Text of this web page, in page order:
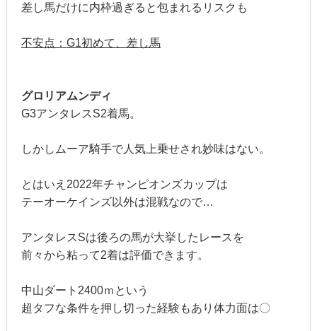
差し馬だけに内枠過ぎると包まれるリスクも
不安点：G1初めて、差し馬
グロリアムンディ
G3アンタレスS2着馬。
しかしムーア騎手で人気上乗せされ妙味はない。
とはいえ2022年チャンピオンズカップは
テーオーケインズ以外は混戦なので…
アンタレスSは後ろの馬が大挙したレースを
前々から粘って2着は評価できます。
中山ダート2400ｍという
超タフな条件を押し切った経験もあり体力面は〇